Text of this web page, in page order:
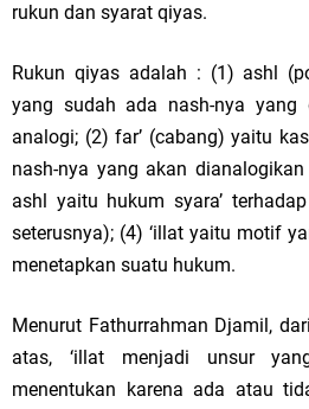
rukun dan syarat qiyas.
Rukun qiyas adalah : (1) ashl
yang sudah ada nash-nya yang
analogi; (2) far’ (cabang) yaitu
nash-nya yang akan
ashl yaitu hukum syara’
seterusnya); (4) ‘illat yaitu motif
menetapkan suatu hukum.
Menurut Fathurrahman Djamil,
atas, ‘illat menjadi unsur
menentukan karena ada atau